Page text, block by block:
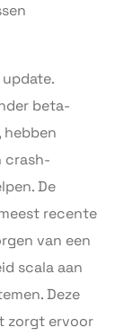
beta-
crash-
De
recente
van een
scala aan
Deze
zorgt ervoor